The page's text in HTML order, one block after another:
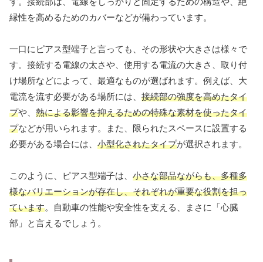
縁性を高めるためのカバーなどが備わっています。
一口にピアス型端子と言っても、その形状や大きさは様々で
す。接続する電線の太さや、使用する電流の大きさ、取り付
け場所などによって、最適なものが選ばれます。例えば、大
電流を流す必要がある場所には、 接続部の強度を高めたタイ
プや、 熱による影響を抑えるための特殊な素材を使ったタイ
プなどが用いられます。また、限られたスペースに設置する
必要がある場合には、 小型化されたタイプが選択されます。
このように、ピアス型端子は、 小さな部品ながらも、多種多
様なバリエーションが存在し、それぞれが重要な役割を担っ
ています。自動車の性能や安全性を支える、まさに「心臓
部」と言えるでしょう。